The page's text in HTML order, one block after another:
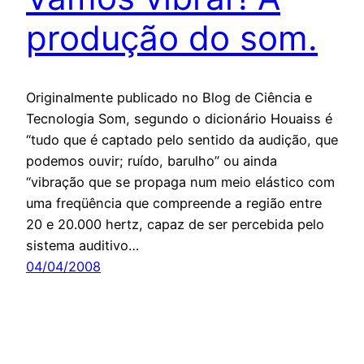
produção do som.
Originalmente publicado no Blog de Ciência e
Tecnologia Som, segundo o dicionário Houaiss é
“tudo que é captado pelo sentido da audição, que
podemos ouvir; ruído, barulho” ou ainda
“vibração que se propaga num meio elástico com
uma freqüência que compreende a região entre
20 e 20.000 hertz, capaz de ser percebida pelo
sistema auditivo…
04/04/2008